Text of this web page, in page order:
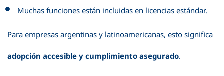
Muchas funciones están incluidas en licencias estándar.
Para empresas argentinas y latinoamericanas, esto significa
adopción accesible y cumplimiento asegurado.